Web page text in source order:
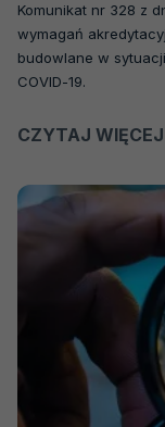
Komunikat nr 328 z
wymagań
budowlane w
COVID-19.
CZYTAJ WIĘCEJ